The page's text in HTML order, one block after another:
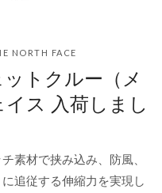
NORTH FACE
トクルー（メ
ス 入荷しまし
素材で挟み込み、防風、
追従する伸縮力を実現し